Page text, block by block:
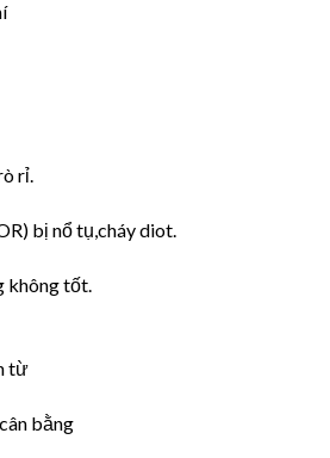
rỉ.
bị nổ tụ,cháy diot.
không tốt.
từ
bằng